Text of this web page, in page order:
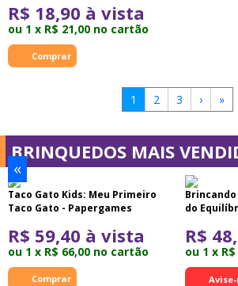
R$ 18,90 à vista
ou 1 x R$ 21,00 no cartão
1 2 3 › »
BRINQUEDOS MAIS
Taco Gato Kids: Meu Primeiro
Taco Gato - Papergames
R$ 59,40 à vista
ou 1 x R$ 66,00 no cartão
Brincando
do
R$
ou 1 x
«